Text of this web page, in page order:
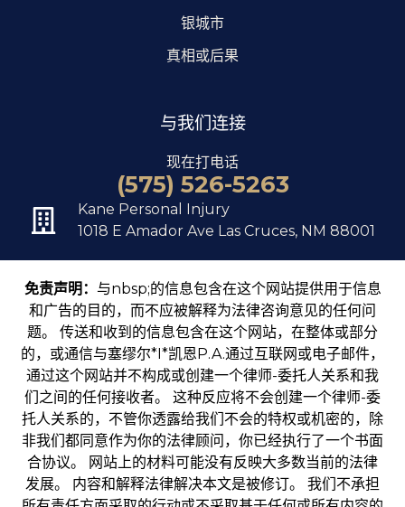
银城市
真相或后果
与我们连接
现在打电话
(575) 526-5263
Kane Personal Injury
1018 E Amador Ave Las Cruces, NM 88001
免责声明： 与nbsp;的信息包含在这个网站提供用于信息
和广告的目的，而不应被解释为法律咨询意见的任何问
题。 传送和收到的信息包含在这个网站，在整体或部分
的，或通信与塞缪尔*I*凯恩P.A.通过互联网或电子邮件，
通过这个网站并不构成或创建一个律师-委托人关系和我
们之间的任何接收者。 这种反应将不会创建一个律师-委
托人关系的，不管你透露给我们不会的特权或机密的，除
非我们都同意作为你的法律顾问，你已经执行了一个书面
合协议。 网站上的材料可能没有反映大多数当前的法律
发展。 内容和解释法律解决本文是被修订。 我们不承担